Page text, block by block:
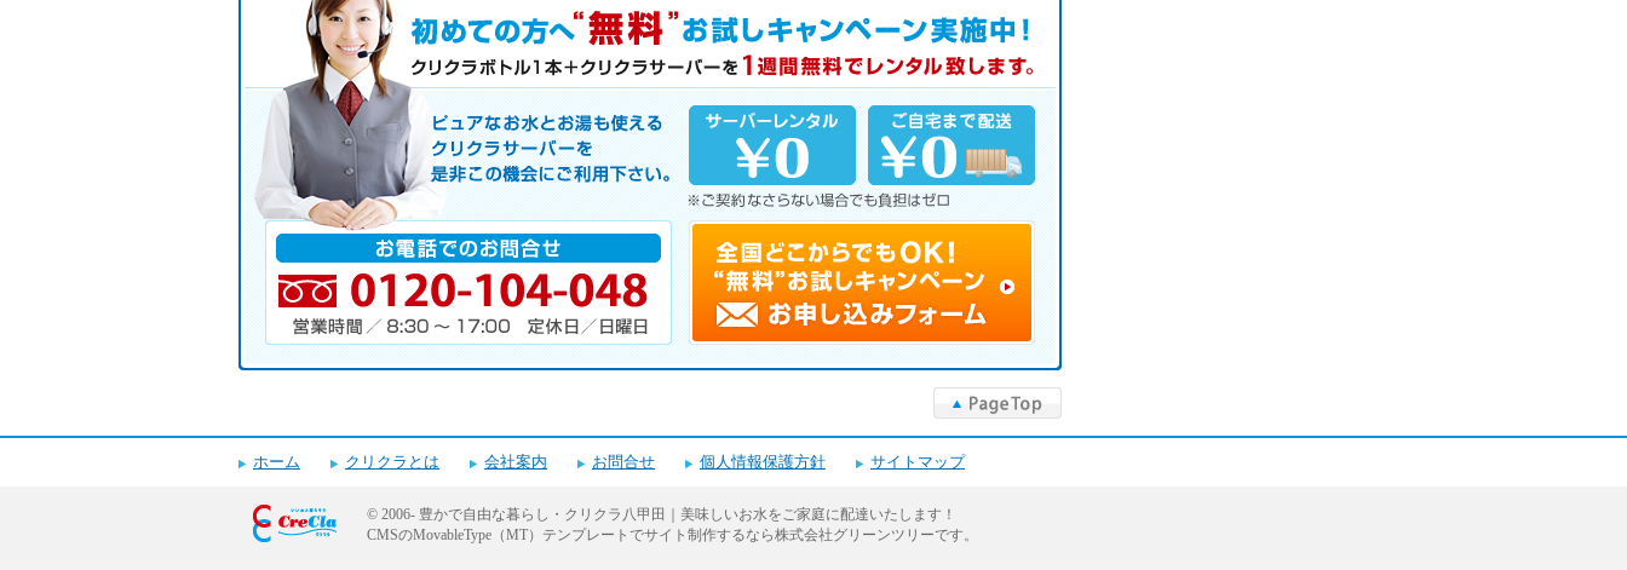
初めての方へ キャンペーン実施中！
お気軽にお申し込み下さい。
ピュアなお水とお湯も使えるクリクラサーバーを是非この機会にご利用下さい。
サーバレンタル
ご自宅まで配送
※ご契約なさらなくても結構です。
お電話でのお問合せ
電話番号・営業時間・定休日
ホーム クリクラとは 会社案内 お問合せ 個人情報保護方針 サイトマップ
© 2006- 豊かで自由な暮らし・クリクラ八甲田｜美味しいお水をご家庭に配達いたします！
CMSのMovableType（MT）テンプレートでサイト制作するなら株式会社グリーンツリーです。